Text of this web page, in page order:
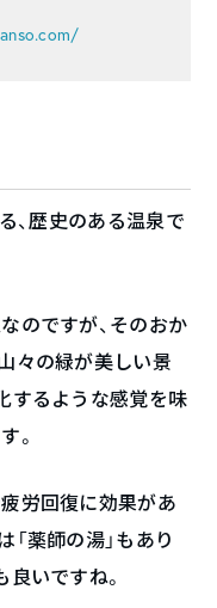
、歴史のある温泉で
のですが、そのおか
々の緑が美しい景
するような感覚を味
。
労回復に効果があ
薬師の湯」もあり
いですね。